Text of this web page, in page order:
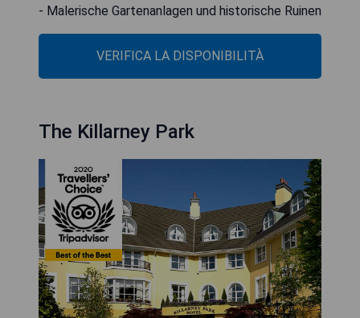
- Malerische Gartenanlagen und historische Ruinen
VERIFICA LA DISPONIBILITÀ
The Killarney Park